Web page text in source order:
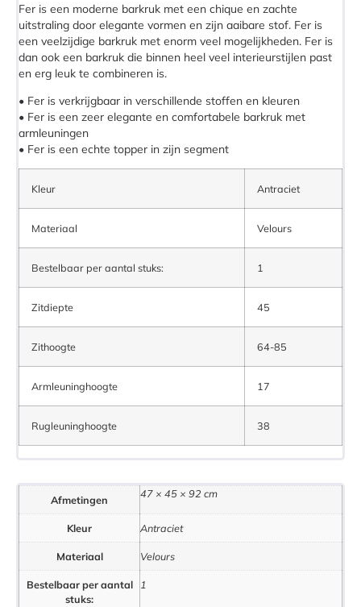
Fer is een moderne barkruk met een chique en zachte
uitstraling door elegante vormen en zijn aaibare stof. Fer is
een veelzijdige barkruk met enorm veel mogelijkheden. Fer is
dan ook een barkruk die binnen heel veel interieurstijlen past
en erg leuk te combineren is.
• Fer is verkrijgbaar in verschillende stoffen en kleuren
• Fer is een zeer elegante en comfortabele barkruk met
armleuningen
• Fer is een echte topper in zijn segment
Kleur Antraciet
Materiaal Velours
Bestelbaar per aantal stuks: 1
Zitdiepte 45
Zithoogte 64-85
Armleuninghoogte 17
Rugleuninghoogte 38
Afmetingen 47 × 45 × 92 cm
Kleur Antraciet
Materiaal Velours
Bestelbaar per aantal
stuks:
1